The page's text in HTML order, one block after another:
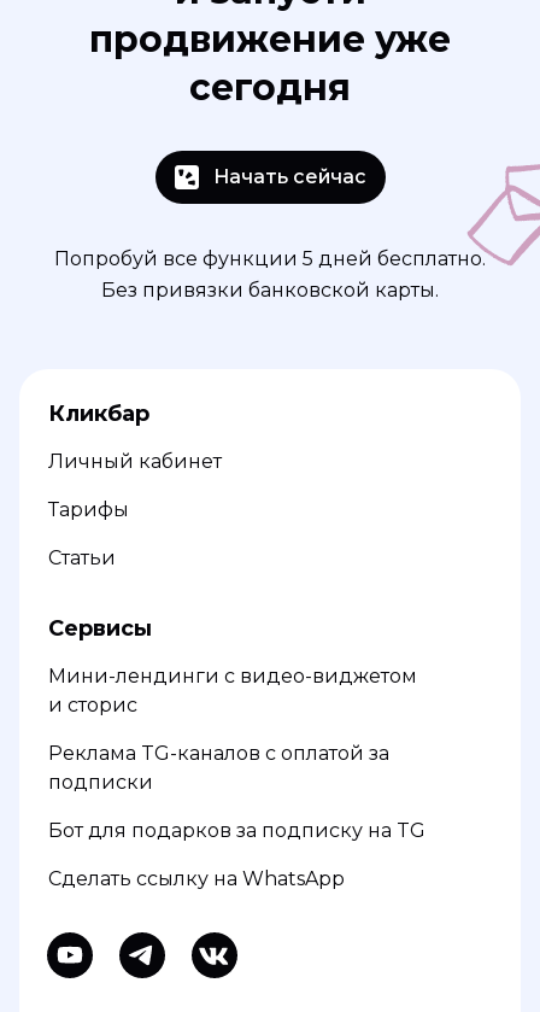
продвижение уже
сегодня
Начать сейчас
Попробуй все функции 5 дней бесплатно.
Без привязки банковской карты.
Кликбар
Личный кабинет
Тарифы
Статьи
Сервисы
Мини-лендинги с видео-виджетом
и сторис
Реклама TG-каналов с оплатой за
подписки
Бот для подарков за подписку на TG
Сделать ссылку на WhatsApp